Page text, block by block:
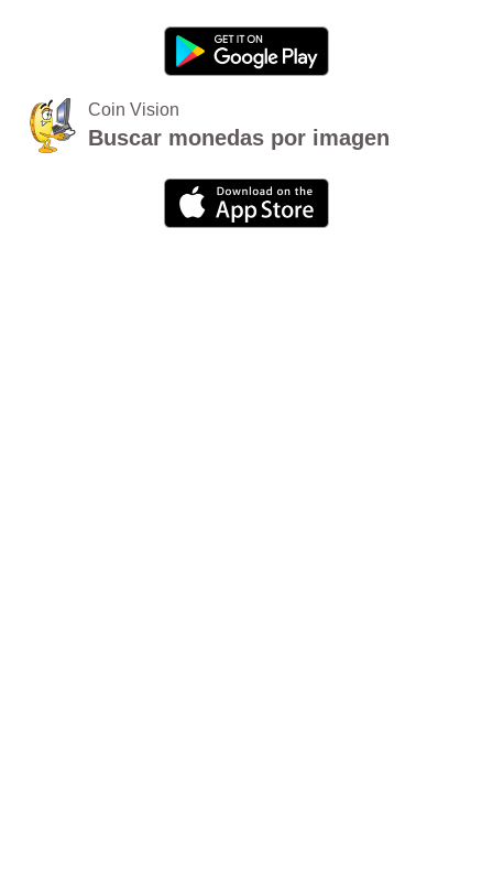
Coin Vision
Buscar monedas por imagen